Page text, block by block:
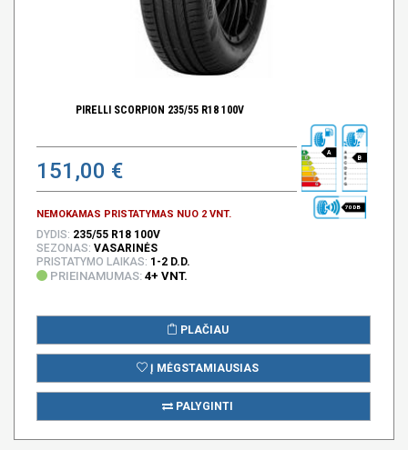
PIRELLI SCORPION 235/55 R18 100V
151,00 €
NEMOKAMAS PRISTATYMAS NUO 2 VNT.
A
B
70 DB
DYDIS: 235/55 R18 100V
SEZONAS: VASARINĖS
PRISTATYMO LAIKAS: 1-2 D.D.
PRIEINAMUMAS: 4+ VNT.
PLAČIAU
Į MĖGSTAMIAUSIAS
PALYGINTI